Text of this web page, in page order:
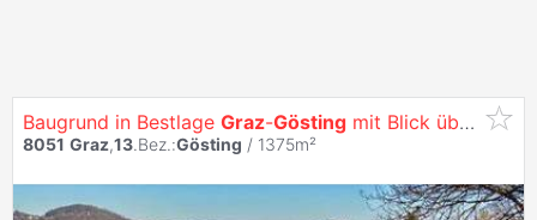
Baugrund in Bestlage Graz-Gösting mit Blick über Graz
8051 Graz,13.Bez.:Gösting / 1375m²